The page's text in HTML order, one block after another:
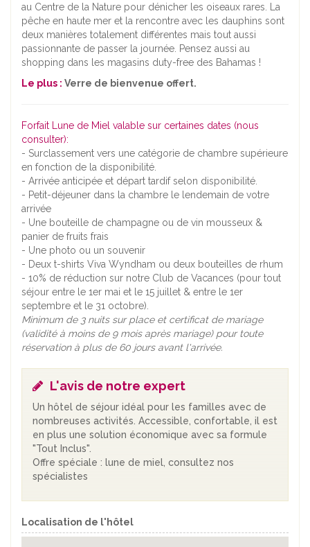
au Centre de la Nature pour dénicher les oiseaux rares. La
pêche en haute mer et la rencontre avec les dauphins sont
deux manières totalement différentes mais tout aussi
passionnante de passer la journée. Pensez aussi au
shopping dans les magasins duty-free des Bahamas !
Le plus : Verre de bienvenue offert.
Forfait Lune de Miel valable sur certaines dates (nous
consulter):
- Surclassement vers une catégorie de chambre supérieure
en fonction de la disponibilité.
- Arrivée anticipée et départ tardif selon disponibilité.
- Petit-déjeuner dans la chambre le lendemain de votre
arrivée
- Une bouteille de champagne ou de vin mousseux &
panier de fruits frais
- Une photo ou un souvenir
- Deux t-shirts Viva Wyndham ou deux bouteilles de rhum
- 10% de réduction sur notre Club de Vacances (pour tout
séjour entre le 1er mai et le 15 juillet & entre le 1er
septembre et le 31 octobre).
Minimum de 3 nuits sur place et certificat de mariage
(validité à moins de 9 mois après mariage) pour toute
réservation à plus de 60 jours avant l'arrivée.
L'avis de notre expert
Un hôtel de séjour idéal pour les familles avec de
nombreuses activités. Accessible, confortable, il est
en plus une solution économique avec sa formule
"Tout Inclus".
Offre spéciale : lune de miel, consultez nos
spécialistes
Localisation de l'hôtel